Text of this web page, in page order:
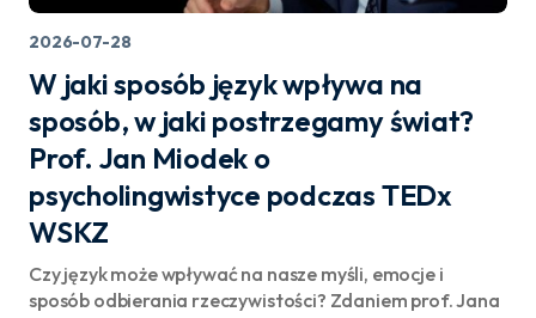
2026-07-28
W jaki sposób język wpływa na
sposób, w jaki postrzegamy świat?
Prof. Jan Miodek o
psycholingwistyce podczas TEDx
WSKZ
Czy język może wpływać na nasze myśli, emocje i
sposób odbierania rzeczywistości? Zdaniem prof. Jana